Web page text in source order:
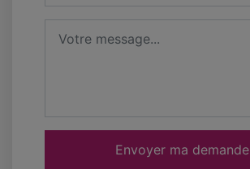
Envoyer ma demande